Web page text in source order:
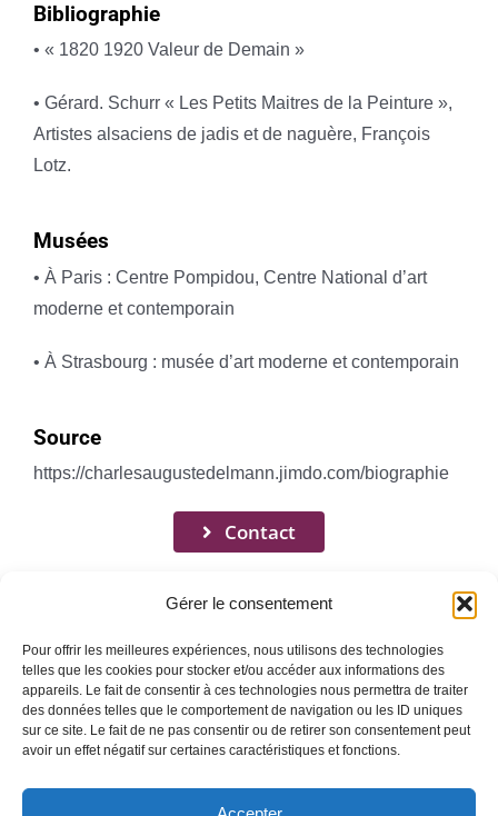
Gérer le consentement
Pour offrir les meilleures expériences, nous utilisons des technologies
telles que les cookies pour stocker et/ou accéder aux informations des
appareils. Le fait de consentir à ces technologies nous permettra de traiter
des données telles que le comportement de navigation ou les ID uniques
sur ce site. Le fait de ne pas consentir ou de retirer son consentement peut
avoir un effet négatif sur certaines caractéristiques et fonctions.
Bibliographie
• « 1820 1920 Valeur de Demain »
• Gérard. Schurr « Les Petits Maitres de la Peinture »,
Artistes alsaciens de jadis et de naguère, François
Lotz.
Musées
• À Paris : Centre Pompidou, Centre National d’art
moderne et contemporain
• À Strasbourg : musée d’art moderne et contemporain
Source
https://charlesaugustedelmann.jimdo.com/biographie
Contact
Toggle
Navigation
ACCUEIL
Mentions légales